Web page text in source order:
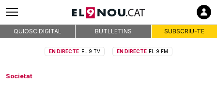
QUIOSC DIGITAL BUTLLETINS SUBSCRIU-TE
EN DIRECTE EL 9 TV EN DIRECTE EL 9 FM
Societat